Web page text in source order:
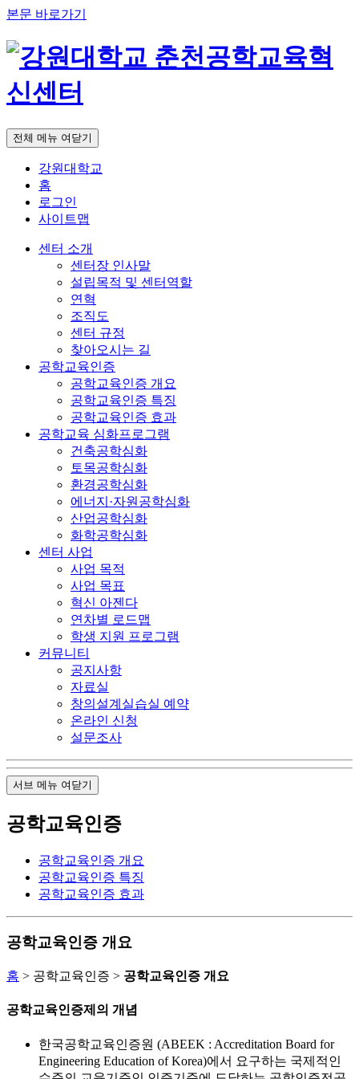
본문 바로가기
전체 메뉴 여닫기
강원대학교
홈
로그인
사이트맵
센터 소개
센터장 인사말
설립목적 및 센터역할
연혁
조직도
센터 규정
찾아오시는 길
공학교육인증
공학교육인증 개요
공학교육인증 특징
공학교육인증 효과
공학교육 심화프로그램
건축공학심화
토목공학심화
환경공학심화
에너지·자원공학심화
산업공학심화
화학공학심화
센터 사업
사업 목적
사업 목표
혁신 아젠다
연차별 로드맵
학생 지원 프로그램
커뮤니티
공지사항
자료실
창의설계실습실 예약
온라인 신청
설문조사
서브 메뉴 여닫기
공학교육인증
공학교육인증 개요
공학교육인증 특징
공학교육인증 효과
공학교육인증 개요
홈 > 공학교육인증 > 공학교육인증 개요
공학교육인증제의 개념
한국공학교육인증원 (ABEEK : Accreditation Board for
Engineering Education of Korea)에서 요구하는 국제적인